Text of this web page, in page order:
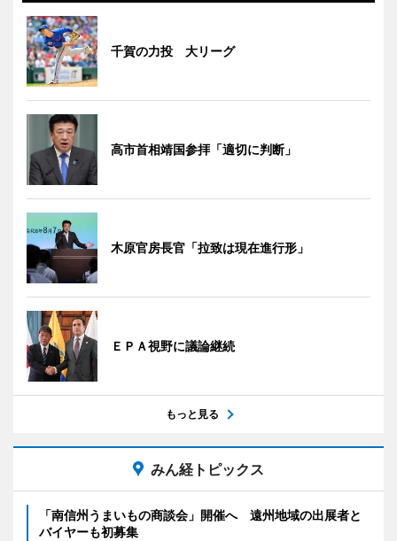
千賀の力投 大リーグ
高市首相靖国参拝「適切に判断」
木原官房長官「拉致は現在進行形」
ＥＰＡ視野に議論継続
もっと見る
みん経トピックス
「南信州うまいもの商談会」開催へ 遠州地域の出展者と
バイヤーも初募集